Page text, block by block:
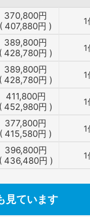
370,800円
( 407,880円 ) 1
389,800円
( 428,780円 ) 1
389,800円
( 428,780円 ) 1
411,800円
( 452,980円 ) 1
377,800円
( 415,580円 ) 1
396,800円
( 436,480円 ) 1
見ています